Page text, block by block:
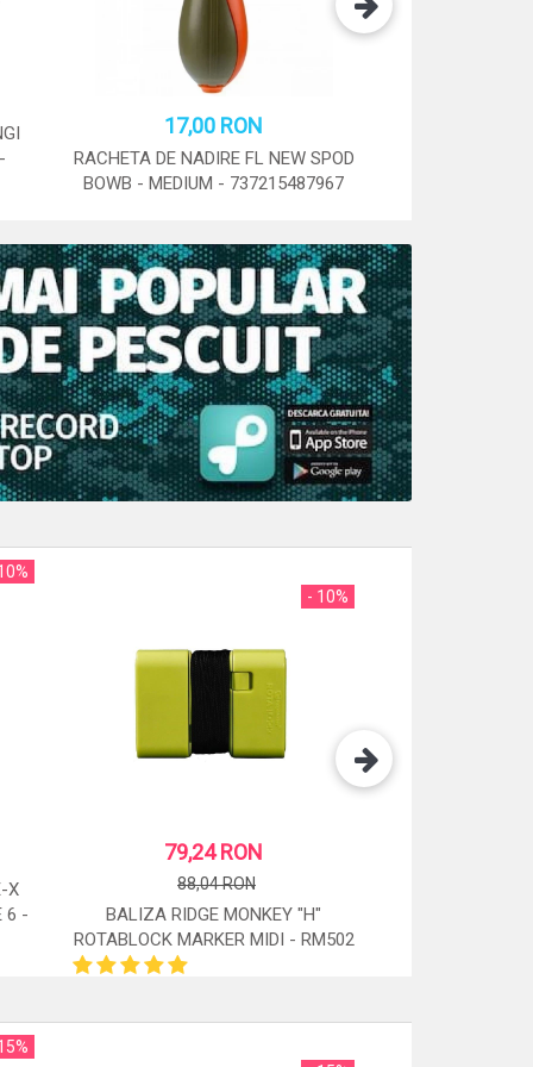
17,00 RON
RACHETA DE NADIRE FL NEW SPOD
BOWB - MEDIUM - 737215487967
X
6 -
- 10%
79,24 RON
88,04 RON
BALIZA RIDGE MONKEY "H"
ROTABLOCK MARKER MIDI - RM502